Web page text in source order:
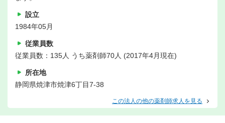
設立
1984年05月
従業員数
従業員数：135人 うち薬剤師70人 (2017年4月現在)
所在地
静岡県焼津市焼津6丁目7-38
この法人の他の薬剤師求人を見る